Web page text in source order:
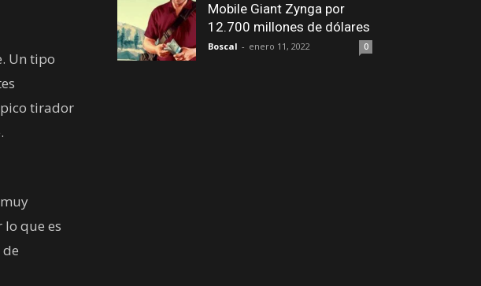
Un tipo
tirador
que es
Mobile Giant Zynga por
12.700 millones de dólares
Boscal - enero 11, 2022 0